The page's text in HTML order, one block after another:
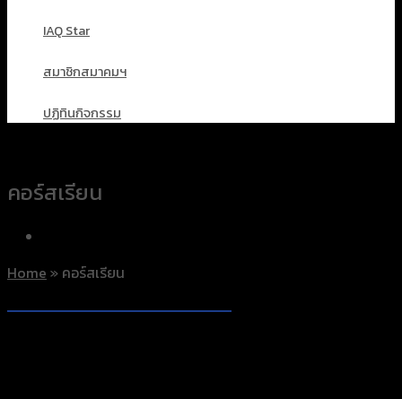
IAQ Star
สมาชิกสมาคมฯ
ปฏิทินกิจกรรม
คอร์สเรียน
Home » คอร์สเรียน